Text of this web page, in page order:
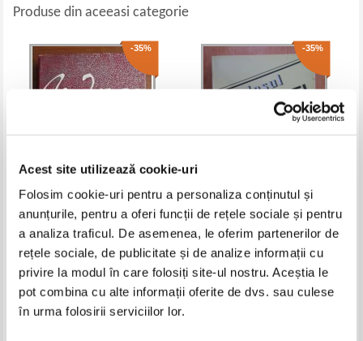
Acest site utilizează cookie-uri
Folosim cookie-uri pentru a personaliza conținutul și
anunțurile, pentru a oferi funcții de rețele sociale și pentru
a analiza traficul. De asemenea, le oferim partenerilor de
rețele sociale, de publicitate și de analize informații cu
privire la modul în care folosiți site-ul nostru. Aceștia le
pot combina cu alte informații oferite de dvs. sau culese
în urma folosirii serviciilor lor.
Produse din aceeasi categorie
-35%
Nicolae Iorga - Materiale pentru
o istoriologie umana
Pret:12,00Lei 7,80 Lei
Adaugă în coș
-35%
Revista Glasul Bucovinei, anul V,
nr. 3, 1998
Pret:10,00Lei 6,50 Lei
Adaugă în coș